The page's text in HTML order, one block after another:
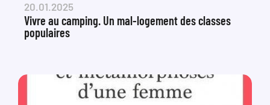
20.01.2025
Vivre au camping. Un mal-logement des classes
populaires